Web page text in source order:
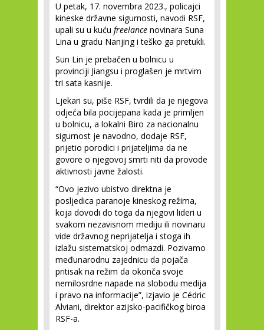
U petak, 17. novembra 2023., policajci
kineske državne sigurnosti, navodi RSF,
upali su u kuću freelance novinara Suna
Lina u gradu Nanjing i teško ga pretukli.
Sun Lin je prebačen u bolnicu u
provinciji Jiangsu i proglašen je mrtvim
tri sata kasnije.
Ljekari su, piše RSF, tvrdili da je njegova
odjeća bila pocijepana kada je primljen
u bolnicu, a lokalni Biro za nacionalnu
sigurnost je navodno, dodaje RSF,
prijetio porodici i prijateljima da ne
govore o njegovoj smrti niti da provode
aktivnosti javne žalosti.
“Ovo jezivo ubistvo direktna je
posljedica paranoje kineskog režima,
koja dovodi do toga da njegovi lideri u
svakom nezavisnom mediju ili novinaru
vide državnog neprijatelja i stoga ih
izlažu sistematskoj odmazdi. Pozivamo
međunarodnu zajednicu da pojača
pritisak na režim da okonča svoje
nemilosrdne napade na slobodu medija
i pravo na informacije”, izjavio je Cédric
Alviani, direktor azijsko-pacifičkog biroa
RSF-a.